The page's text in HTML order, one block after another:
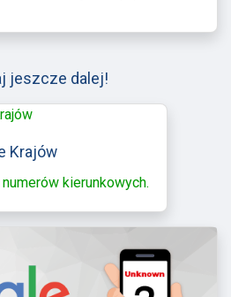
jeszcze dalej!
Krajów
kierunkowych.